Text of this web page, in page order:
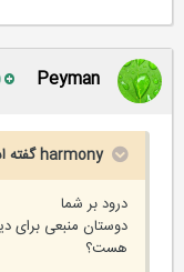
Peyman
harmony گفته است:
درود بر شما
دوستان منبعی برای
هست؟